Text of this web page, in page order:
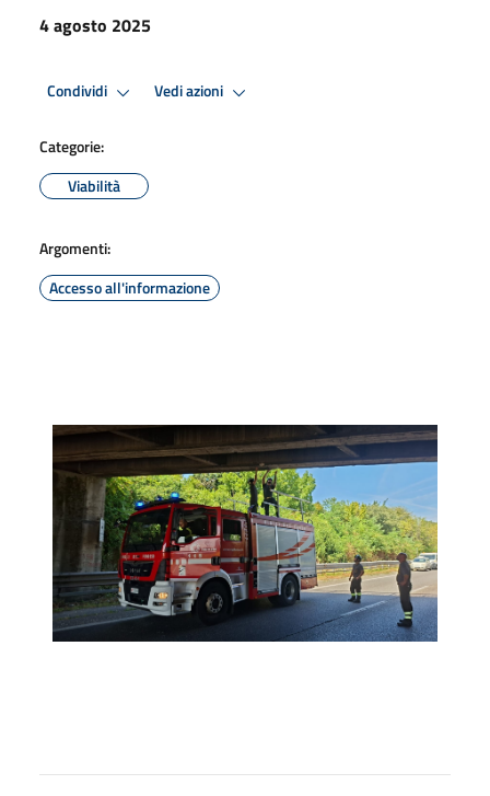
4 agosto 2025
Condividi Vedi azioni
Categorie:
Viabilità
Argomenti:
Accesso all'informazione